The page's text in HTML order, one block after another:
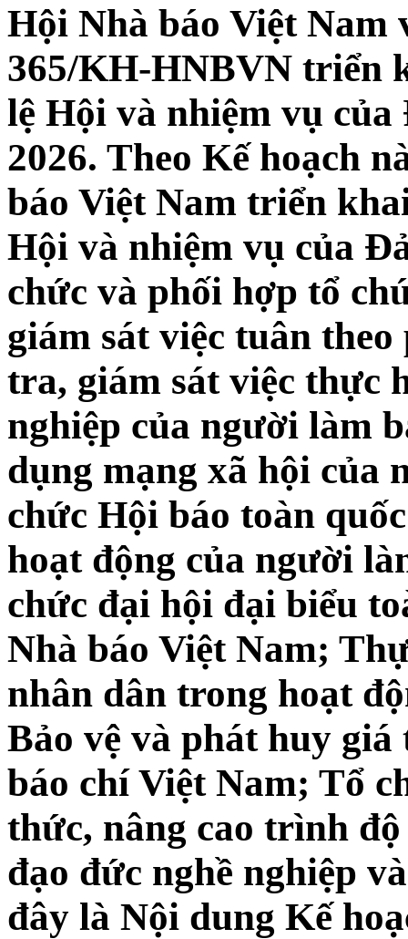
Hội Nhà báo Việt Nam
365/KH-HNBVN triển
lệ Hội và nhiệm vụ
2026. Theo Kế hoạch
báo Việt Nam triển
Hội và nhiệm vụ của
chức và phối hợp tổ
giám sát việc tuân
tra, giám sát việc thực
nghiệp của người làm
dụng mạng xã hội của
chức Hội báo toàn
hoạt động của người
chức đại hội đại biểu
Nhà báo Việt Nam;
nhân dân trong hoạt
Bảo vệ và phát huy
báo chí Việt Nam; Tổ
thức, nâng cao trình
đạo đức nghề nghiệp
đây là Nội dung Kế